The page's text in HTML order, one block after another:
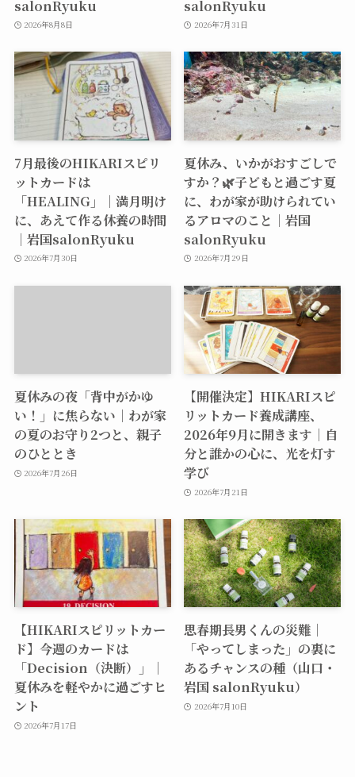
salonRyuku
2026年8月8日
salonRyuku
2026年7月31日
7月最後のHIKARIスピリ
ットカードは
「HEALING」｜満月明け
に、あえて作る休養の時間
｜岩国salonRyuku
2026年7月30日
夏休み、いかがおすごしで
すか？🌿子どもと過ごす夏
に、わが家が助けられてい
るアロマのこと｜岩国
salonRyuku
2026年7月29日
夏休みの夜「背中がかゆ
い！」に焦らない｜わが家
の夏のお守り2つと、親子
のひととき
2026年7月26日
【開催決定】HIKARIスピ
リットカード養成講座、
2026年9月に開きます｜自
分と誰かの心に、光を灯す
学び
2026年7月21日
【HIKARIスピリットカー
ド】今週のカードは
「Decision（決断）」｜
夏休みを軽やかに過ごすヒ
ント
2026年7月17日
思春期長男くんの災難｜
「やってしまった」の裏に
あるチャンスの種（山口・
岩国 salonRyuku）
2026年7月10日